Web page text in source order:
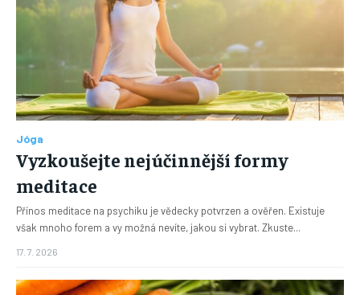
Jóga
Vyzkoušejte nejúčinnější formy
meditace
Přínos meditace na psychiku je vědecky potvrzen a ověřen. Existuje
však mnoho forem a vy možná nevíte, jakou si vybrat. Zkuste...
17. 7. 2026